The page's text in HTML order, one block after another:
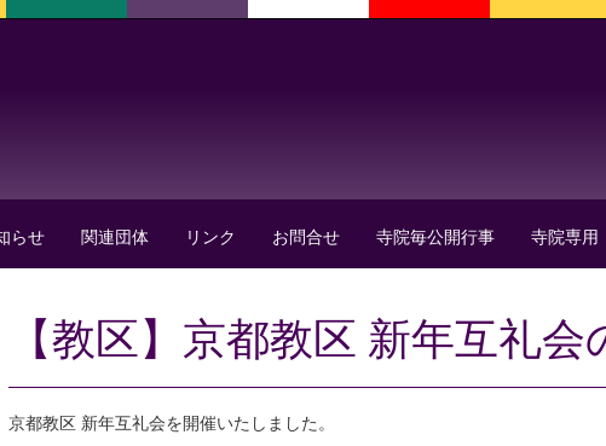
らせ 関連団体 リンク お問合せ 寺院毎公開行事 寺院専用
【教区】京都教区 新年互礼会
京都教区 新年互礼会を開催いたしました。